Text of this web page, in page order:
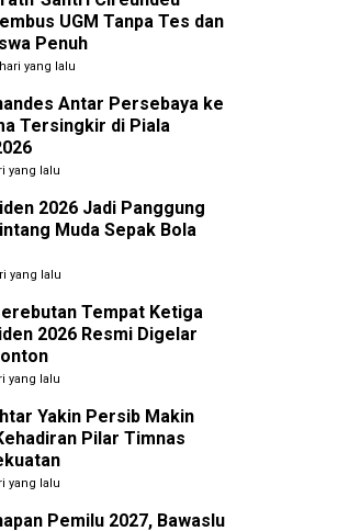
UGM Tanpa Tes dan
Penuh
hari yang lalu
Antar Persebaya ke
Tersingkir di Piala
yang lalu
2026 Jadi Panggung
Muda Sepak Bola
yang lalu
Tempat Ketiga
2026 Resmi Digelar
yang lalu
Yakin Persib Makin
Pilar Timnas
yang lalu
Pemilu 2027, Bawaslu